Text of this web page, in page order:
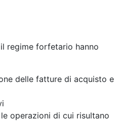
regime forfetario hanno
delle fatture di acquisto e
operazioni di cui risultano